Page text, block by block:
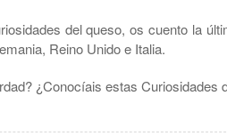
del queso, os cuento la
Reino Unido e Italia.
¿Conocíais estas Curiosidades